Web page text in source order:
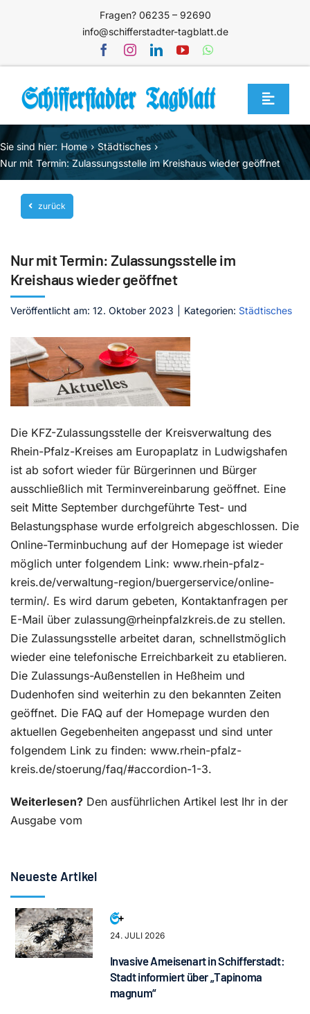
Fragen? 06235 – 92690
info@schifferstadter-tagblatt.de
Toggle
Home
Themen
Blog
Unternehmen
Mediathek
Jetzt abonnieren
Sie sind hier: Home
Städtisches
Nur mit Termin: Zulassungsstelle im Kreishaus wieder geöffnet
zurück
Nur mit Termin: Zulassungsstelle im
Kreishaus wieder geöffnet
Veröffentlicht am: 12. Oktober 2023 Kategorien: Städtisches
Die KFZ-Zulassungsstelle der Kreisverwaltung des
Rhein-Pfalz-Kreises am Europaplatz in Ludwigshafen
ist ab sofort wieder für Bürgerinnen und Bürger
ausschließlich mit Terminvereinbarung geöffnet. Eine
seit Mitte September durchgeführte Test- und
Belastungsphase wurde erfolgreich abgeschlossen. Die
Online-Terminbuchung auf der Homepage ist wieder
möglich unter folgendem Link: www.rhein-pfalz-
kreis.de/verwaltung-region/buergerservice/online-
termin/. Es wird darum gebeten, Kontaktanfragen per
E-Mail über zulassung@rheinpfalzkreis.de zu stellen.
Die Zulassungsstelle arbeitet daran, schnellstmöglich
wieder eine telefonische Erreichbarkeit zu etablieren.
Die Zulassungs-Außenstellen in Heßheim und
Dudenhofen sind weiterhin zu den bekannten Zeiten
geöffnet. Die FAQ auf der Homepage wurden den
aktuellen Gegebenheiten angepasst und sind unter
folgendem Link zu finden: www.rhein-pfalz-
kreis.de/stoerung/faq/#accordion-1-3.
Weiterlesen? Den ausführlichen Artikel lest Ihr in der
Ausgabe vom
Neueste Artikel
24. JULI 2026
Invasive Ameisenart in Schifferstadt:
Stadt informiert über „Tapinoma
magnum“